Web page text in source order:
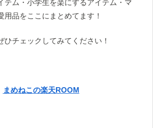
テム・小学生を楽にするアイテム・マ
用品をここにまとめてます！
ひチェックしてみてください！
まめねこの楽天ROOM